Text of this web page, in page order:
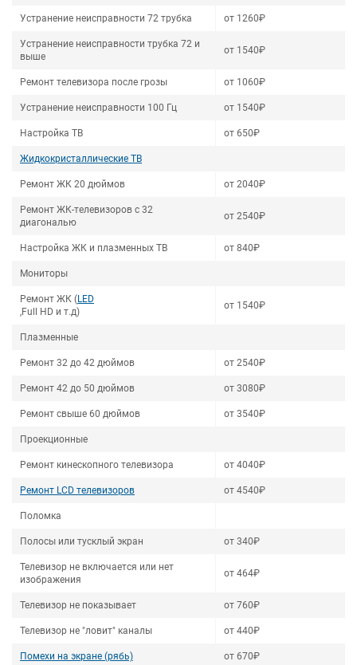
Устранение неисправности 72 трубка от 1260₽
Устранение неисправности трубка 72 и
выше
от 1540₽
Ремонт телевизора после грозы от 1060₽
Устранение неисправности 100 Гц от 1540₽
Настройка ТВ от 650₽
Жидкокристаллические ТВ
Ремонт ЖК 20 дюймов от 2040₽
Ремонт ЖК-телевизоров с 32
диагональю
от 2540₽
Настройка ЖК и плазменных ТВ от 840₽
Мониторы
Ремонт ЖК (LED
,Full HD и т.д)
от 1540₽
Плазменные
Ремонт 32 до 42 дюймов от 2540₽
Ремонт 42 до 50 дюймов от 3080₽
Ремонт свыше 60 дюймов от 3540₽
Проекционные
Ремонт кинескопного телевизора от 4040₽
Ремонт LCD телевизоров от 4540₽
Поломка
Полосы или тусклый экран от 340₽
Телевизор не включается или нет
изображения
от 464₽
Телевизор не показывает от 760₽
Телевизор не "ловит" каналы от 440₽
Помехи на экране (рябь) от 670₽